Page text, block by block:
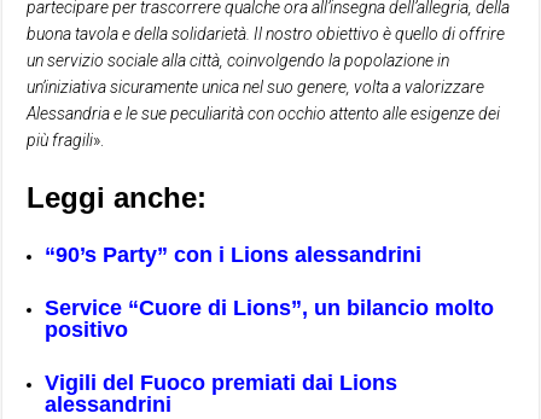
partecipare per trascorrere qualche ora all’insegna dell’allegria, della
buona tavola e della solidarietà. Il nostro obiettivo è quello di offrire
un servizio sociale alla città, coinvolgendo la popolazione in
un’iniziativa sicuramente unica nel suo genere, volta a valorizzare
Alessandria e le sue peculiarità con occhio attento alle esigenze dei
più fragili».
Leggi anche:
“90’s Party” con i Lions alessandrini
Service “Cuore di Lions”, un bilancio molto
positivo
Vigili del Fuoco premiati dai Lions
alessandrini